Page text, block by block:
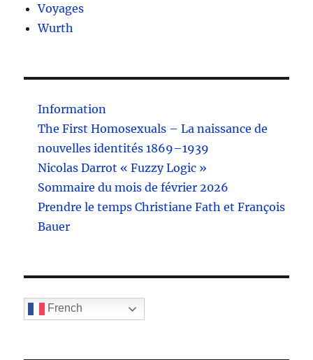
Voyages
Wurth
Information
The First Homosexuals – La naissance de
nouvelles identités 1869–1939
Nicolas Darrot « Fuzzy Logic »
Sommaire du mois de février 2026
Prendre le temps Christiane Fath et François
Bauer
French